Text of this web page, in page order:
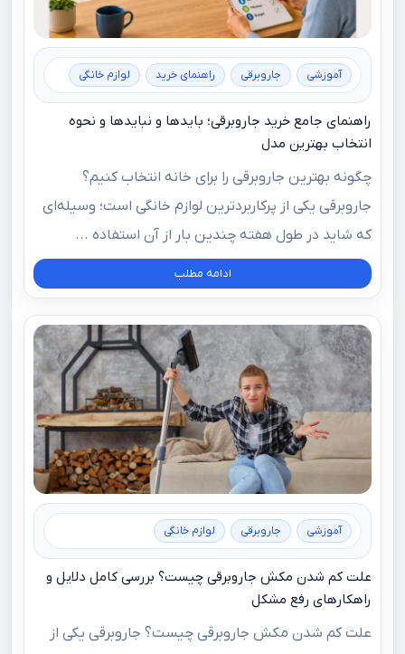
آموزشی جاروبرقی راهنمای خرید لوازم خانگی
راهنمای جامع خرید جاروبرقی؛ بایدها و نبایدها و نحوه
انتخاب بهترین مدل
چگونه بهترین جاروبرقی را برای خانه انتخاب کنیم؟
جاروبرقی یکی از پرکاربردترین لوازم خانگی است؛ وسیله‌ای
که شاید در طول هفته چندین بار از آن استفاده ...
ادامه مطلب
آموزشی جاروبرقی لوازم خانگی
علت کم شدن مکش جاروبرقی چیست؟ بررسی کامل دلایل و
راهکارهای رفع مشکل
علت کم شدن مکش جاروبرقی چیست؟ جاروبرقی یکی از